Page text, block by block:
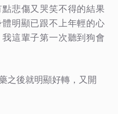
悲傷又哭笑不得的結果
明顯已跟不上年輕的心
這輩子第一次聽到狗會
之後就明顯好轉，又開